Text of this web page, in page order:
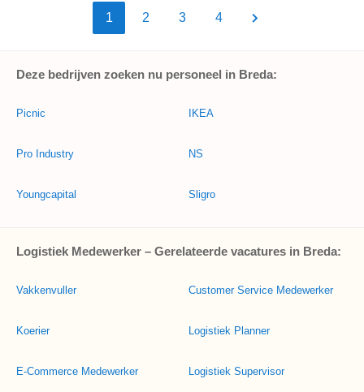
1 2 3 4
Deze bedrijven zoeken nu personeel in Breda:
Picnic
Pro Industry
Youngcapital
IKEA
NS
Sligro
Logistiek Medewerker – Gerelateerde vacatures in Breda:
Vakkenvuller
Koerier
E-Commerce Medewerker
Customer Service Medewerker
Logistiek Planner
Logistiek Supervisor